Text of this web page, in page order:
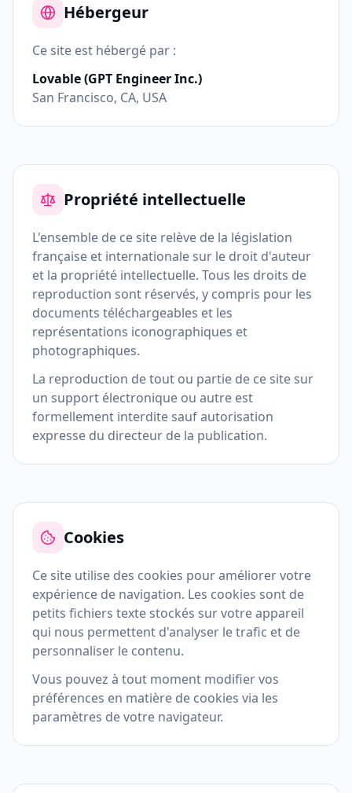
Hébergeur
Ce site est hébergé par :
Lovable (GPT Engineer Inc.)
San Francisco, CA, USA
Propriété intellectuelle
L'ensemble de ce site relève de la législation
française et internationale sur le droit d'auteur
et la propriété intellectuelle. Tous les droits de
reproduction sont réservés, y compris pour les
documents téléchargeables et les
représentations iconographiques et
photographiques.
La reproduction de tout ou partie de ce site sur
un support électronique ou autre est
formellement interdite sauf autorisation
expresse du directeur de la publication.
Cookies
Ce site utilise des cookies pour améliorer votre
expérience de navigation. Les cookies sont de
petits fichiers texte stockés sur votre appareil
qui nous permettent d'analyser le trafic et de
personnaliser le contenu.
Vous pouvez à tout moment modifier vos
préférences en matière de cookies via les
paramètres de votre navigateur.